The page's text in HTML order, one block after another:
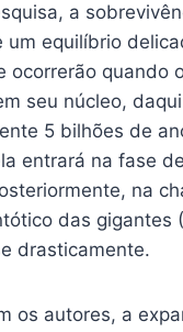
a
um equilíbrio
ocorrerão quando
seu núcleo,
5 bilhões de
entrará na fase
na
das gigantes
drasticamente.
os autores, a